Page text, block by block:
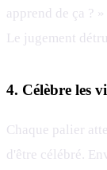
apprend de ça ?
Le jugement
4. Célèbre les
Chaque palier
d'être célébré.